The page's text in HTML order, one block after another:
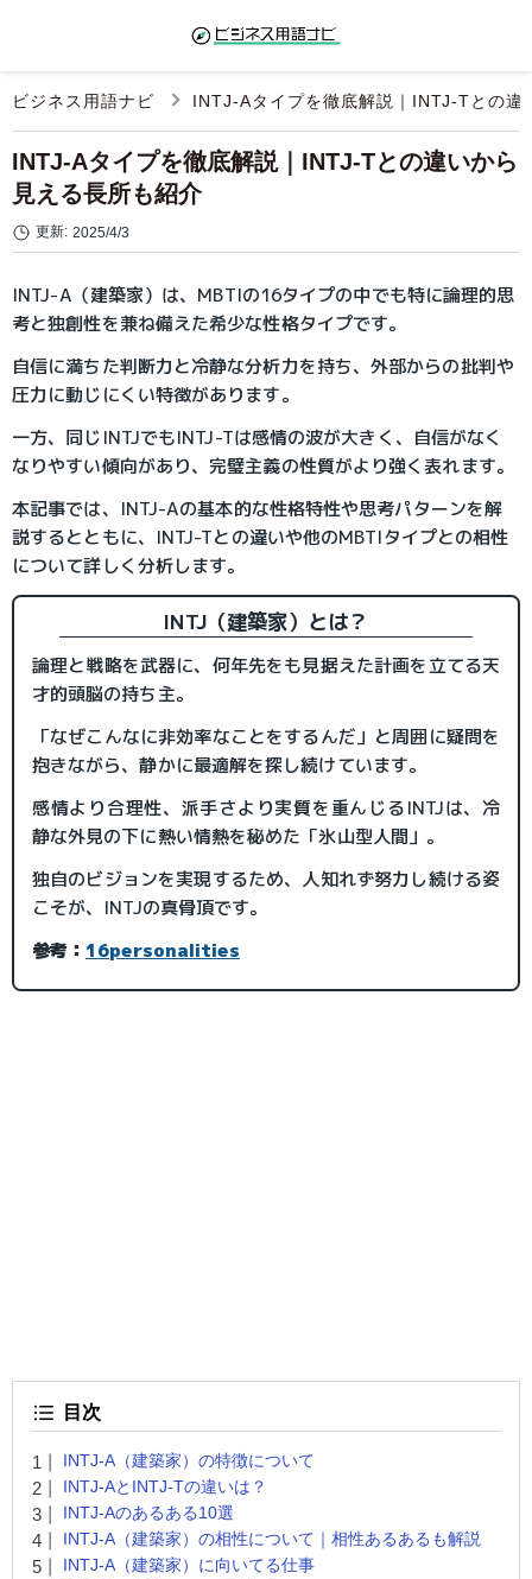
ビジネス用語ナビ INTJ-Aタイプを徹底解説｜INTJ-Tとの違
INTJ-Aタイプを徹底解説｜INTJ-Tとの違いから
見える長所も紹介
更新: 2025/4/3
INTJ-A（建築家）は、MBTIの16タイプの中でも特に論理的思
考と独創性を兼ね備えた希少な性格タイプです。
自信に満ちた判断力と冷静な分析力を持ち、外部からの批判や
圧力に動じにくい特徴があります。
一方、同じINTJでもINTJ-Tは感情の波が大きく、自信がなく
なりやすい傾向があり、完璧主義の性質がより強く表れます。
本記事では、INTJ-Aの基本的な性格特性や思考パターンを解
説するとともに、INTJ-Tとの違いや他のMBTIタイプとの相性
について詳しく分析します。
INTJ（建築家）とは？
論理と戦略を武器に、何年先をも見据えた計画を立てる天
才的頭脳の持ち主。
「なぜこんなに非効率なことをするんだ」と周囲に疑問を
抱きながら、静かに最適解を探し続けています。
感情より合理性、派手さより実質を重んじるINTJは、冷
静な外見の下に熱い情熱を秘めた「氷山型人間」。
独自のビジョンを実現するため、人知れず努力し続ける姿
こそが、INTJの真骨頂です。
参考： 16personalities
目次
INTJ-A（建築家）の特徴について
INTJ-AとINTJ-Tの違いは？
INTJ-Aのあるある10選
INTJ-A（建築家）の相性について｜相性あるあるも解説
INTJ-A（建築家）に向いてる仕事